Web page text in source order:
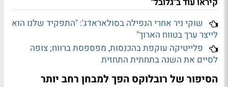
שוקי ניר אחרי הנפילה בסולאראדג': "התפקיד שלנו הוא
לייצר ערך בטווח הארוך"
פלייטיקה עוקפת בהכנסות, מפספסת ברווח; צופה
לסיים את השנה בתחתית התחזית
הסיפור של רובלוקס הפך למבחן רחב יותר